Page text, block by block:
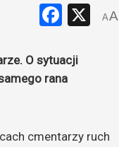
X
AA
O sytuacji
rana
cmentarzy ruch